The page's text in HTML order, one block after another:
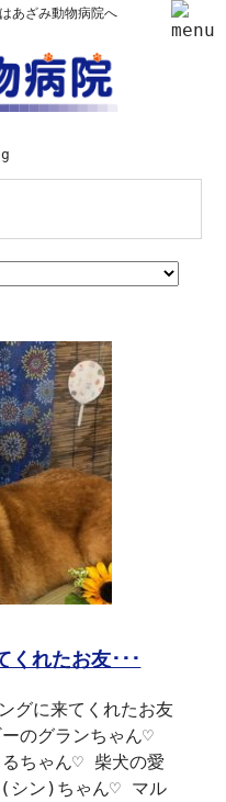
あざみ動物病院へ
くれたお友･･･
に来てくれたお友
のグランちゃん♡
ちゃん♡ 柴犬の愛
シン)ちゃん♡ マル